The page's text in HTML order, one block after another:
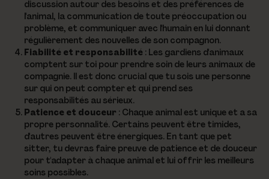
discussion autour des besoins et des préférences de
l'animal, la communication de toute préoccupation ou
problème, et communiquer avec l'humain en lui donnant
régulièrement des nouvelles de son compagnon.
Fiabilité et responsabilité : Les gardiens d'animaux
comptent sur toi pour prendre soin de leurs animaux de
compagnie. Il est donc crucial que tu sois une personne
sur qui on peut compter et qui prend ses
responsabilités au sérieux.
Patience et douceur : Chaque animal est unique et a sa
propre personnalité. Certains peuvent être timides,
d'autres peuvent être énergiques. En tant que pet
sitter, tu devras faire preuve de patience et de douceur
pour t'adapter à chaque animal et lui offrir les meilleurs
soins possibles.